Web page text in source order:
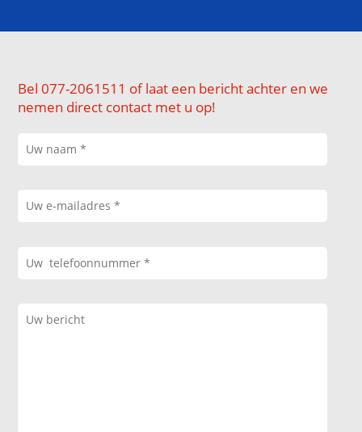
Bel 077-2061511 of laat een bericht achter en we
nemen direct contact met u op!